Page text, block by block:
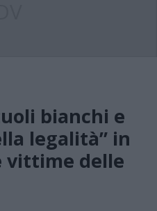
bianchi e
legalità” in
vittime delle